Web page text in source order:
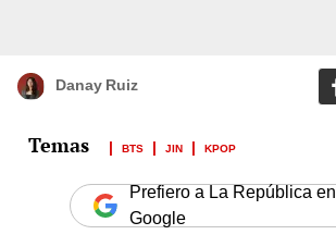
Danay Ruiz
BTS JIN KPOP
Prefiero a La República en
Google